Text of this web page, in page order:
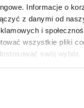
Informacje o
z danymi od
i
wszystkie pliki
swój wybór.
ukończone 18
przypominający ropę
degustatorów,
spotykany w
… Więcej diesel →